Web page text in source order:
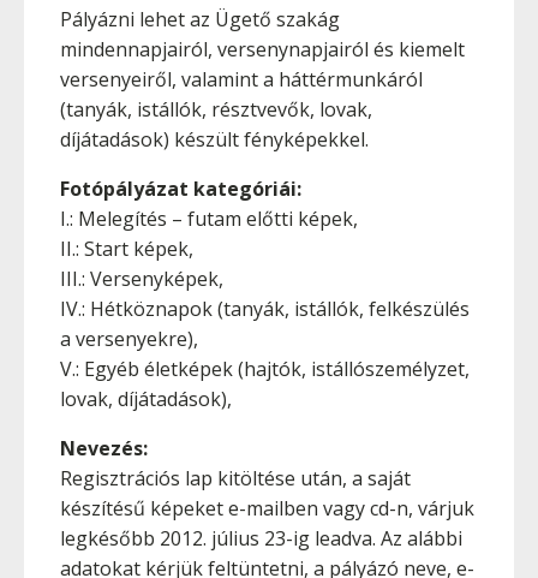
Pályázni lehet az Ügető szakág
mindennapjairól, versenynapjairól és kiemelt
versenyeiről, valamint a háttérmunkáról
(tanyák, istállók, résztvevők, lovak,
díjátadások) készült fényképekkel.
Fotópályázat kategóriái:
I.: Melegítés – futam előtti képek,
II.: Start képek,
III.: Versenyképek,
IV.: Hétköznapok (tanyák, istállók, felkészülés
a versenyekre),
V.: Egyéb életképek (hajtók, istállószemélyzet,
lovak, díjátadások),
Nevezés:
Regisztrációs lap kitöltése után, a saját
készítésű képeket e-mailben vagy cd-n, várjuk
legkésőbb 2012. július 23-ig leadva. Az alábbi
adatokat kérjük feltüntetni, a pályázó neve, e-